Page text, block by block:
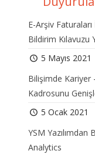
E-Arşiv
Bildirim Kılavuzu
5 Mayıs 2021
Bilişimde Kariyer
Kadrosunu
5 Ocak 2021
YSM Yazılımdan
Analytics